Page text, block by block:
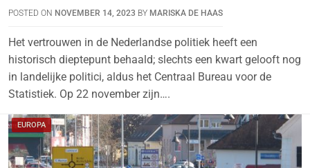
POSTED ON NOVEMBER 14, 2023 BY MARISKA DE HAAS
Het vertrouwen in de Nederlandse politiek heeft een
historisch dieptepunt behaald; slechts een kwart gelooft nog
in landelijke politici, aldus het Centraal Bureau voor de
Statistiek. Op 22 november zijn….
EUROPA